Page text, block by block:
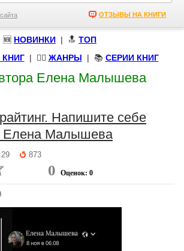
ОТЗЫВЫ НА КНИГИ
🆕 НОВИНКИ | 🔝 ТОП
| 🧝‍♀️ ЖАНРЫ | 📚 СЕРИИ КНИГ
Елена Малышева
Напишите себе
Елена Малышева
873
0 Оценок: 0